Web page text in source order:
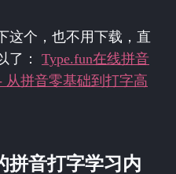
这个，也不用下载，直
了： Type.fun在线拼音
拼音零基础到打字高
拼音打字学习内